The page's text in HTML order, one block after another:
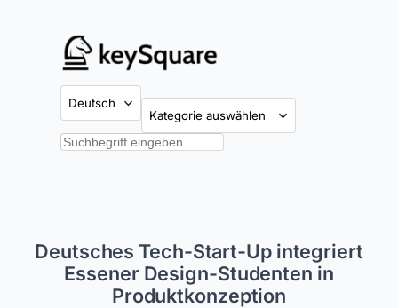
Suchen
Deutsches Tech-Start-Up integriert
Essener Design-Studenten in
Produktkonzeption